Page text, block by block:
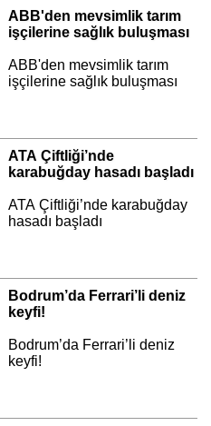
ABB'den mevsimlik tarım
işçilerine sağlık buluşması
ABB'den mevsimlik tarım
işçilerine sağlık buluşması
ATA Çiftliği’nde
karabuğday hasadı başladı
ATA Çiftliği’nde karabuğday
hasadı başladı
Bodrum’da Ferrari’li deniz
keyfi!
Bodrum’da Ferrari’li deniz
keyfi!